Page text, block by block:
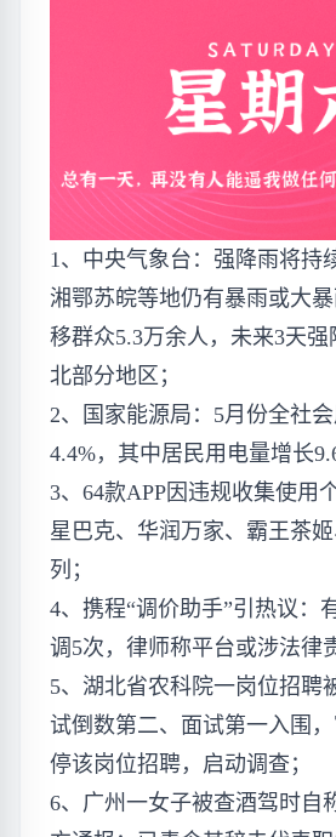
1、中央气象台：强降雨将持
湘鄂苏皖等地仍有暴雨或大
移群众5.3万余人，未来3天
北部分地区；
2、国家能源局：5月份全社
4.4%，其中​​居民用电量增长
3、64款APP因违规收集使用
星巴克、华润万家、霸王茶
列；
4、携程“调价助手”引热议：
调5次，律师称平台或涉法律
5、湖北省农科院一岗位招聘
试倒数​​第二、面试第一​​入围
停​​该​​岗位招聘，启动调查；
6、广州一女子被查酒驾时​​自